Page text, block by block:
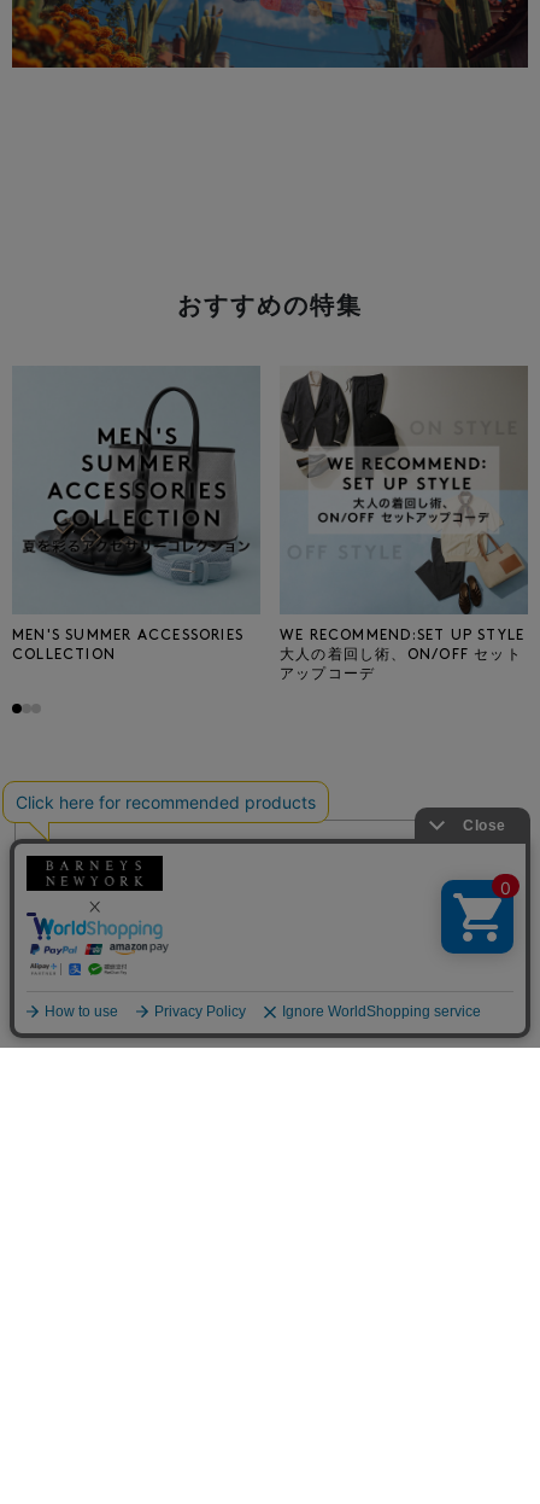
おすすめの特集
MEN'S SUMMER ACCESSORIES
COLLECTION
WE RECOMMEND:SET UP STYLE
大人の着回し術、ON/OFF セット
アップコーデ